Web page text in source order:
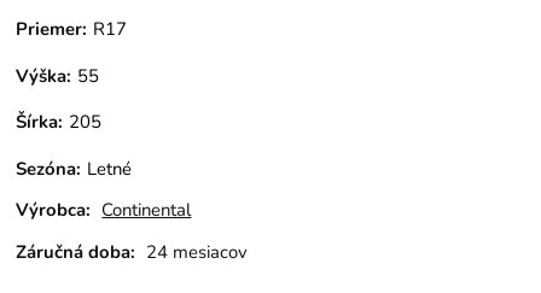
Priemer: R17
Výška: 55
Šírka: 205
Sezóna: Letné
Výrobca: Continental
Záručná doba: 24 mesiacov